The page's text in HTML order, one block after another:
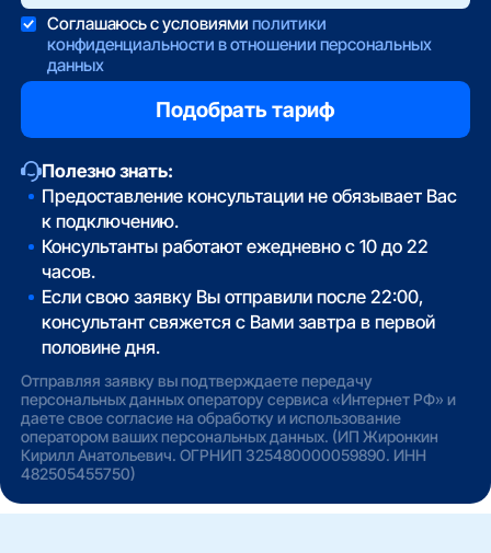
Соглашаюсь с условиями политики
конфиденциальности в отношении персональных
данных
Полезно знать:
Предоставление консультации не обязывает Вас
к подключению.
Консультанты работают ежедневно с 10 до 22
часов.
Если свою заявку Вы отправили после 22:00,
консультант свяжется с Вами завтра в первой
половине дня.
Отправляя заявку вы подтверждаете передачу
персональных данных оператору сервиса «Интернет РФ» и
даете свое согласие на обработку и использование
оператором ваших персональных данных. (ИП Жиронкин
Кирилл Анатольевич. ОГРНИП 325480000059890. ИНН
482505455750)